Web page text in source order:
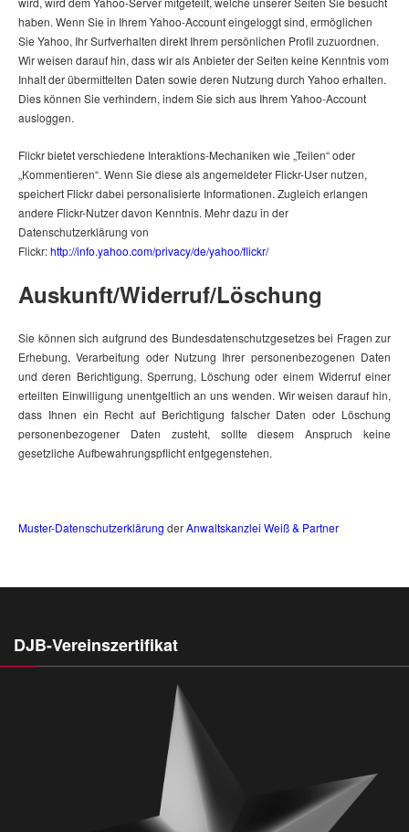
haben. Wenn Sie in Ihrem Yahoo-Account eingeloggt sind, ermöglichen
Sie Yahoo, Ihr Surfverhalten direkt Ihrem persönlichen Profil zuzuordnen.
Wir weisen darauf hin, dass wir als Anbieter der Seiten keine Kenntnis vom
Inhalt der übermittelten Daten sowie deren Nutzung durch Yahoo erhalten.
Dies können Sie verhindern, indem Sie sich aus Ihrem Yahoo-Account
ausloggen.
Flickr bietet verschiedene Interaktions-Mechaniken wie „Teilen“ oder
„Kommentieren“. Wenn Sie diese als angemeldeter Flickr-User nutzen,
speichert Flickr dabei personalisierte Informationen. Zugleich erlangen
andere Flickr-Nutzer davon Kenntnis. Mehr dazu in der
Datenschutzerklärung von
Flickr:http://info.yahoo.com/privacy/de/yahoo/flickr/
Auskunft/Widerruf/Löschung
Sie können sich aufgrund des Bundesdatenschutzgesetzes bei Fragen zur
Erhebung, Verarbeitung oder Nutzung Ihrer personenbezogenen Daten
und deren Berichtigung, Sperrung, Löschung oder einem Widerruf einer
erteilten Einwilligung unentgeltlich an uns wenden. Wir weisen darauf hin,
dass Ihnen ein Recht auf Berichtigung falscher Daten oder Löschung
personenbezogener Daten zusteht, sollte diesem Anspruch keine
gesetzliche Aufbewahrungspflicht entgegenstehen.
Muster-Datenschutzerklärung derAnwaltskanzlei Weiß & Partner
DJB-Vereinszertifikat